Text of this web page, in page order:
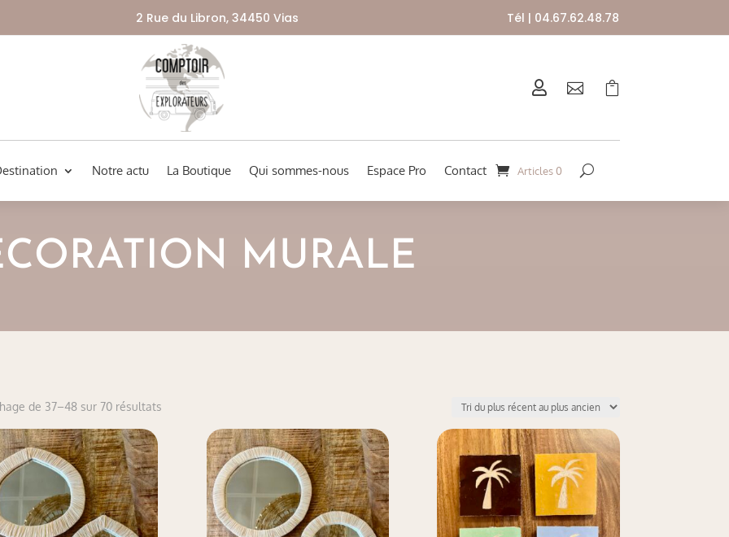
2 Rue du Libron, 34450 Vias Tél | 04.67.62.48.78
  
Notre actu La Boutique Qui sommes-nous Espace Pro Contact Articles 0
MURALE
de 37–48 sur 70 résultatsTrié